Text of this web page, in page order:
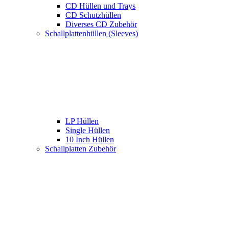
CD Hüllen und Trays
CD Schutzhüllen
Diverses CD Zubehör
Schallplattenhüllen (Sleeves)
LP Hüllen
Single Hüllen
10 Inch Hüllen
Schallplatten Zubehör